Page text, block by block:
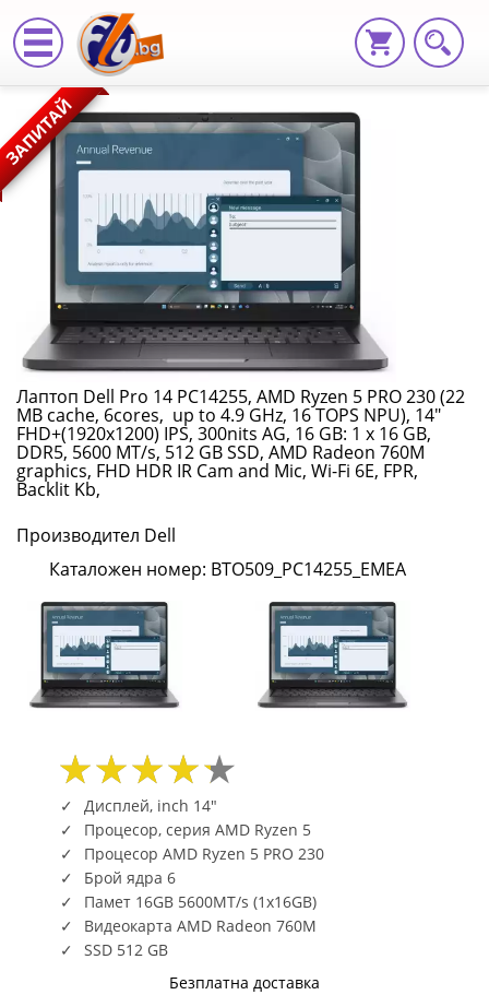
Лаптоп
Dell
Pro
14
PC14255,
AMD
Ryzen
5
PRO
230
(22
MB
cache,
6cores,
up
4.9
GHz,
16
TOPS
NPU),
ЗАПИТАЙ
Лаптоп Dell Pro 14 PC14255, AMD Ryzen 5 PRO 230 (22
MB cache, 6cores, up to 4.9 GHz, 16 TOPS NPU), 14"
FHD+(1920x1200) IPS, 300nits AG, 16 GB: 1 x 16 GB,
DDR5, 5600 MT/s, 512 GB SSD, AMD Radeon 760M
graphics, FHD HDR IR Cam and Mic, Wi-Fi 6E, FPR,
Backlit Kb,
Производител Dell
Каталожен номер: BTO509_PC14255_EMEA
Дисплей, inch 14"
Процесор, серия AMD Ryzen 5
Процесор AMD Ryzen 5 PRO 230
Брой ядра 6
Памет 16GB 5600MT/s (1x16GB)
Видеокарта AMD Radeon 760M
SSD 512 GB
Безплатна доставка